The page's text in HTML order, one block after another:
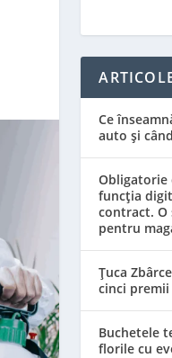
Ce
auto și
Obligatorie
funcția
contract. O
pentru
Țuca
cinci premii
Buchetele
florile cu